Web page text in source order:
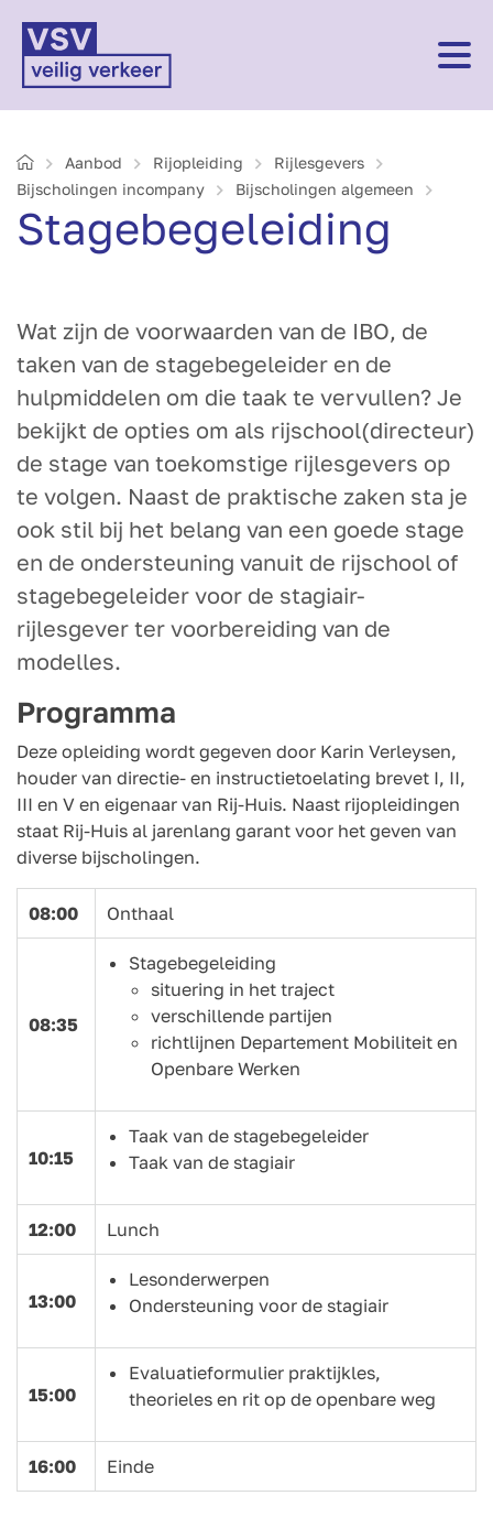
HomeAanbod Rijopleiding
Rijlesgevers
Bij­scholingen incompany
Bijscholingen algemeen
Stage­begeleiding
Wat zijn de voorwaarden van de IBO, de
taken van de stagebegeleider en de
hulpmiddelen om die taak te vervullen? Je
bekijkt de opties om als rijschool(directeur)
de stage van toekomstige rijlesgevers op
te volgen. Naast de praktische zaken sta je
ook stil bij het belang van een goede stage
en de ondersteuning vanuit de rijschool of
stagebegeleider voor de stagiair-
rijlesgever ter voorbereiding van de
modelles.
Programma
Deze opleiding wordt gegeven door Karin Verleysen,
houder van directie- en instructietoelating brevet I, II,
III en V en eigenaar van Rij-Huis. Naast rijopleidingen
staat Rij-Huis al jarenlang garant voor het geven van
diverse bijscholingen.
08:00 Onthaal
08:35
Stagebegeleiding
situering in het traject
verschillende partijen
richtlijnen Departement Mobiliteit en
Openbare Werken
10:15
Taak van de stagebegeleider
Taak van de stagiair
12:00 Lunch
13:00
Lesonderwerpen
Ondersteuning voor de stagiair
15:00
Evaluatieformulier praktijkles,
theorieles en rit op de openbare weg
16:00 Einde